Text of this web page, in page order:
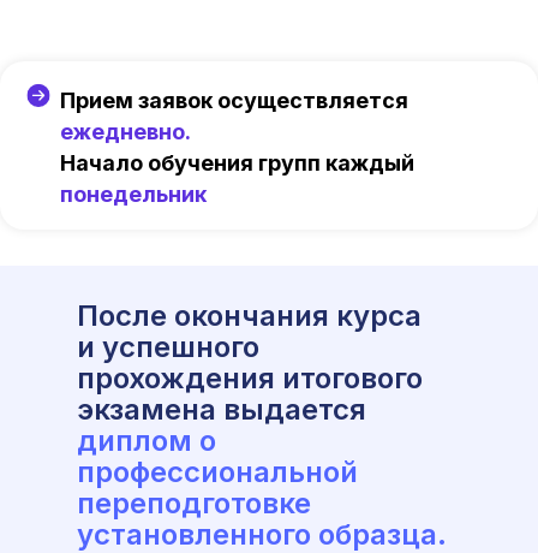
Прием заявок осуществляется
ежедневно.
Начало обучения групп каждый
понедельник
После окончания курса
и успешного
прохождения итогового
экзамена выдается
диплом о
профессиональной
переподготовке
установленного образца.